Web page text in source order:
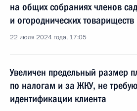
на общих собраниях членов
и огороднических товариществ
22 июля 2024 года, 17:05
Увеличен предельный размер
по налогам и за ЖКУ, не
идентификации клиента